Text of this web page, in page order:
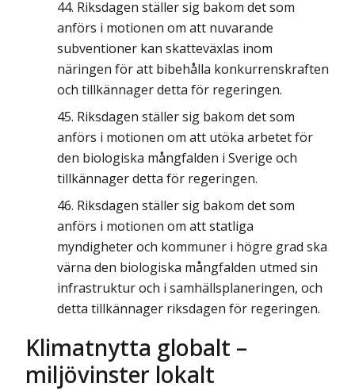
Riksdagen ställer sig bakom det som
anförs i motionen om att nuvarande
subventioner kan skatteväxlas inom
näringen för att bibehålla konkurrenskraften
och tillkännager detta för regeringen.
Riksdagen ställer sig bakom det som
anförs i motionen om att utöka arbetet för
den biologiska mångfalden i Sverige och
tillkännager detta för regeringen.
Riksdagen ställer sig bakom det som
anförs i motionen om att statliga
myndigheter och kommuner i högre grad ska
värna den biologiska mångfalden utmed sin
infrastruktur och i samhällsplaneringen, och
detta tillkännager riksdagen för regeringen.
Klimatnytta globalt –
miljövinster lokalt